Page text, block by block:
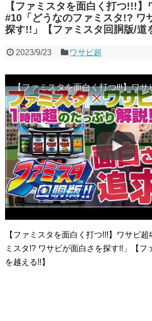
【ファミスタを面白く打つ!!!】
#10「どうなのファミスタ!? ワ
探す!!」【ファミスタ回胴版/道
2023/9/23 ワサビ超
【ファミスタを面白く打つ!!!】ワサビ
ミスタ!? ワサビが面白さを探す!!」【フ
を越える!!】